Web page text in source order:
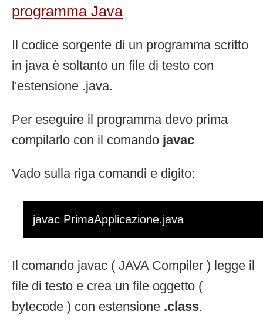
programma Java
Il codice sorgente di un programma scritto
in java è soltanto un file di testo con
l'estensione .java.
Per eseguire il programma devo prima
compilarlo con il comando javac
Vado sulla riga comandi e digito:
javac PrimaApplicazione.java
Il comando javac ( JAVA Compiler ) legge il
file di testo e crea un file oggetto (
bytecode ) con estensione .class.